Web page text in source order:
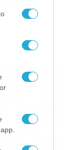
τις
από 11:00
τρόλεϊ,
μαζικές
να
π.μ. ενώ
μετά τις